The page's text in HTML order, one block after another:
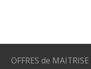
OFFRES de